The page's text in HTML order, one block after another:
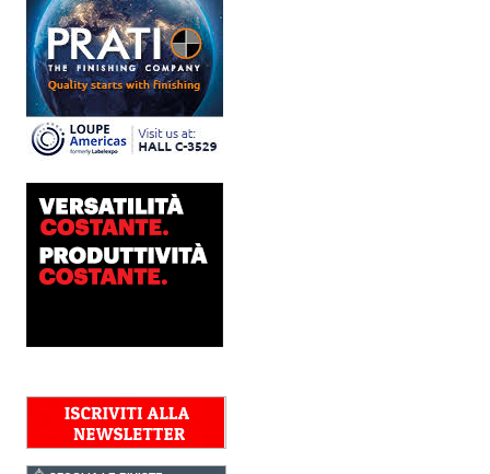
approfondita delle reali
esigenze produttive del
mercato, Platinum
Technologies, centro
europeo di ricerca e...
Nava Press sceglie
AccurioJet 30000
Nava Press ha scelto di
integrare nel proprio
AccurioJet 30000 di Konica
Minolta, il sistema inkjet UV
LED B2+ progettato per...
Polyedra diventa un
marchio europeo: nasce
Polyedra Distribution
brand Polyedra per
Kolor+Service e T&K
acquisiscono Tecnologie
Grafiche